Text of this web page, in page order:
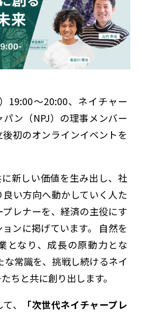
19:00〜20:00、ネイチャー
ン（NPJ）の理事メンバー
初のオンラインイベントを
新しい価値を生み出し、社
い方向へ動かしていく人た
レナーを、経済の主役にす
ンに掲げています。 自然を
となり、成長の原動力とな
な常識を、挑戦し続けるネイ
ちと共に創り出します。
、
「次世代ネイチャープレ